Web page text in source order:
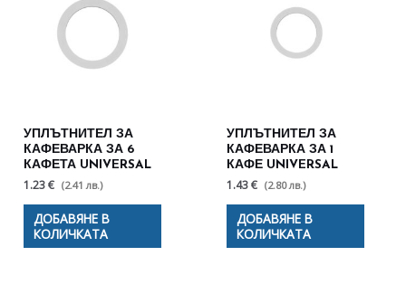
УПЛЪТНИТЕЛ ЗА
КАФЕВАРКА ЗА 6
КАФЕТА UNIVERSAL
1.23 € (2.41 лв.)
ДОБАВЯНЕ В
КОЛИЧКАТА
УПЛЪТНИТЕЛ ЗА
КАФЕВАРКА ЗА 1
КАФЕ UNIVERSAL
1.43 € (2.80 лв.)
ДОБАВЯНЕ В
КОЛИЧКАТА